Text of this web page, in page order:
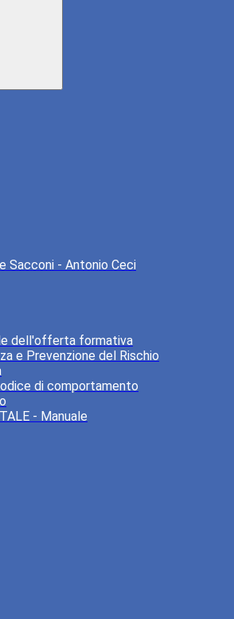
Sacconi - Antonio Ceci
dell'offerta formativa
e Prevenzione del Rischio
di comportamento
- Manuale